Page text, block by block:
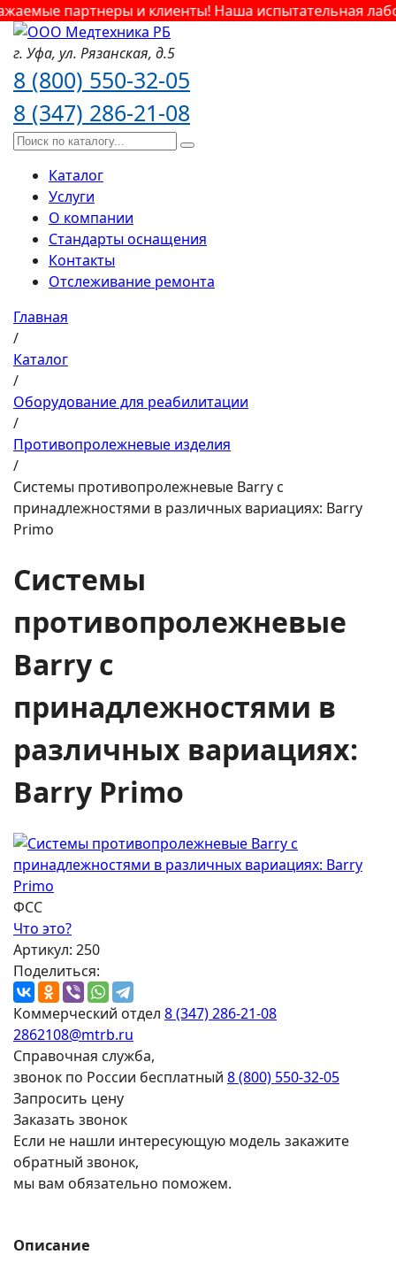
партнеры и клиенты! Наша испытательная
г. Уфа, ул. Рязанская, д.5
8 (800) 550-32-05
8 (347) 286-21-08
Каталог
Услуги
О компании
Стандарты оснащения
Контакты
Отслеживание ремонта
Главная
/
Каталог
/
Оборудование для реабилитации
/
Противопролежневые изделия
/
Системы противопролежневые Barry с
принадлежностями в различных вариациях: Barry
Primo
Системы
противопролежневые
Barry с
принадлежностями в
различных вариациях:
Barry Primo
ФСС
Что это?
Артикул: 250
Поделиться:
Коммерческий отдел 8 (347) 286-21-08
2862108@mtrb.ru
Справочная служба,
звонок по России бесплатный 8 (800) 550-32-05
Запросить цену
Заказать звонок
Если не нашли интересующую модель закажите
обратный звонок,
мы вам обязательно поможем.
Описание